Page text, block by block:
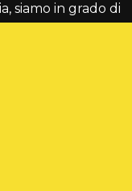
siamo in grado di